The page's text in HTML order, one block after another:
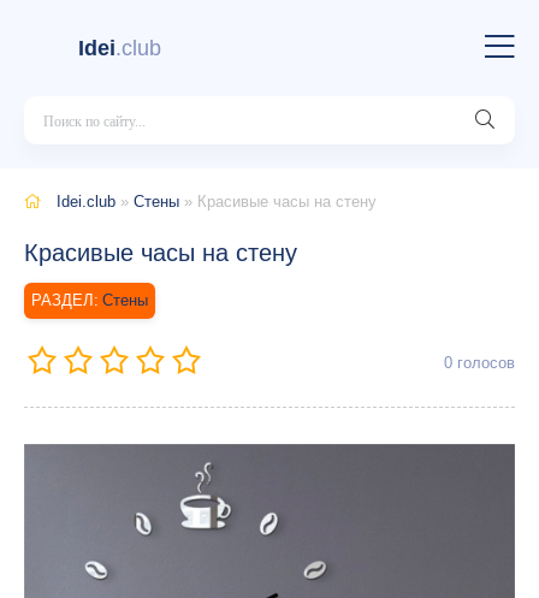
Idei.club
Idei.club » Стены » Красивые часы на стену
Красивые часы на стену
Стены
0 голосов